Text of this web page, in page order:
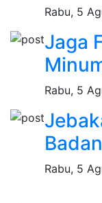
Rabu, 5
Jaga
Rabu, 5
Rabu, 5